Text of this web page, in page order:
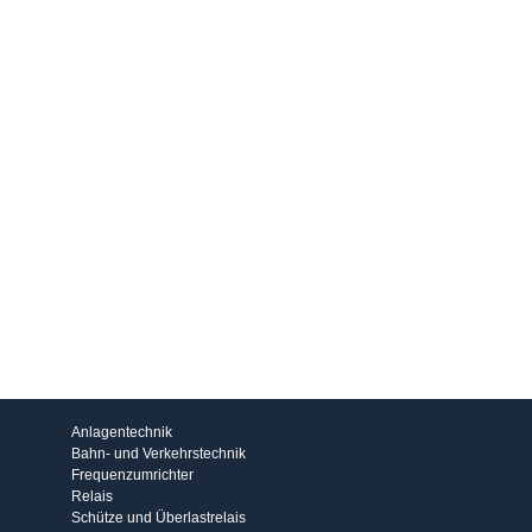
Anlagentechnik
Bahn- und Verkehrstechnik
Frequenzumrichter
Relais
Schütze und Überlastrelais